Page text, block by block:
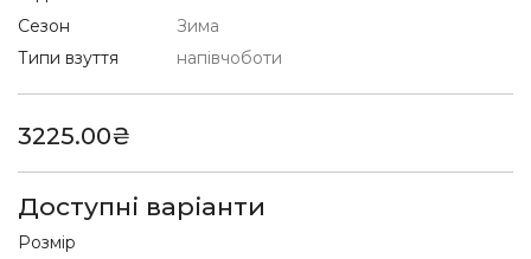
Сезон
Зима
Типи взуття
напівчоботи
3225.00₴
Доступні варіанти
Розмір